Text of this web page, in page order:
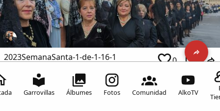
Garrovillas Álbumes Fotos Comunidad AlkoTV
2023SemanaSanta-1-de-1-16-1 0
Inicia sesión para comentar